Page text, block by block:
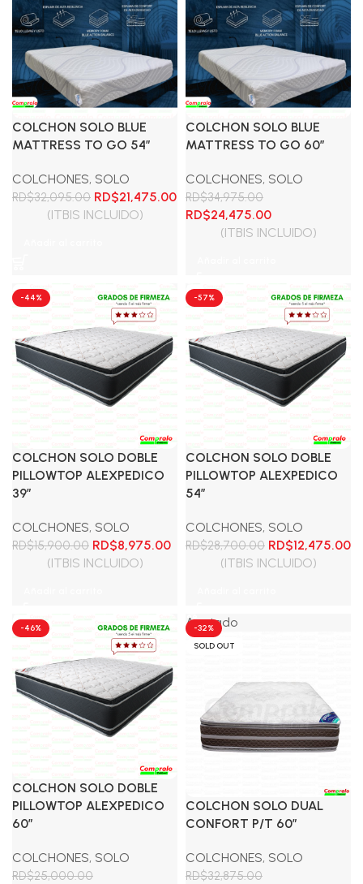
COLCHON SOLO BLUE
MATTRESS TO GO 54″
COLCHONES, SOLO
RD$32,095.00 El
precio
RD$21,475.00El
precio
(ITBIS INCLUIDO)
COLCHON SOLO BLUE
MATTRESS TO GO 60″
COLCHONES, SOLO
RD$34,975.00
El
RD$34,975.00.
RD$24,475.00El
precio
(ITBIS INCLUIDO)
-44%
COLCHON SOLO DOBLE
PILLOWTOP ALEXPEDICO
39″
COLCHONES, SOLO
RD$15,900.00 El
precio
RD$8,975.00El
RD$8,975.00.
(ITBIS INCLUIDO)
-57%
COLCHON SOLO DOBLE
PILLOWTOP ALEXPEDICO
54″
COLCHONES, SOLO
RD$28,700.00 El
precio
RD$12,475.00El
(ITBIS INCLUIDO)
-46%
COLCHON SOLO DOBLE
PILLOWTOP ALEXPEDICO
60″
COLCHONES, SOLO
RD$25,000.00
-32%
SOLD OUT
Agotado
COLCHON SOLO DUAL
CONFORT P/T 60″
COLCHONES, SOLO
RD$32,875.00